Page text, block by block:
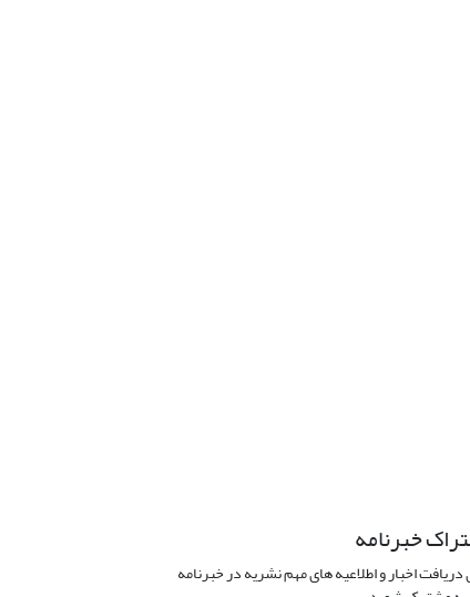
خبرنامه
دریافت اخبار و اطلاعیه های مهم نشریه در خبرنامه